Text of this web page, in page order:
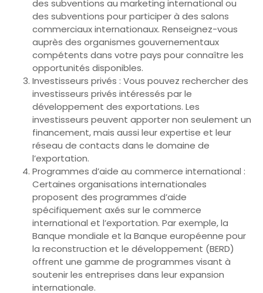
des subventions au marketing international ou
des subventions pour participer à des salons
commerciaux internationaux. Renseignez-vous
auprès des organismes gouvernementaux
compétents dans votre pays pour connaître les
opportunités disponibles.
Investisseurs privés : Vous pouvez rechercher des
investisseurs privés intéressés par le
développement des exportations. Les
investisseurs peuvent apporter non seulement un
financement, mais aussi leur expertise et leur
réseau de contacts dans le domaine de
l’exportation.
Programmes d’aide au commerce international :
Certaines organisations internationales
proposent des programmes d’aide
spécifiquement axés sur le commerce
international et l’exportation. Par exemple, la
Banque mondiale et la Banque européenne pour
la reconstruction et le développement (BERD)
offrent une gamme de programmes visant à
soutenir les entreprises dans leur expansion
internationale.